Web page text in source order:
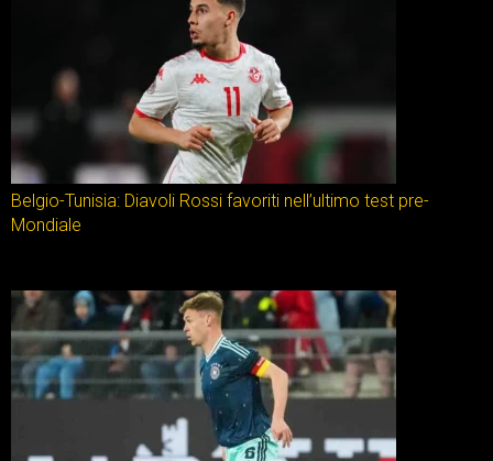
Belgio-Tunisia: Diavoli Rossi favoriti nell’ultimo test pre-
Mondiale